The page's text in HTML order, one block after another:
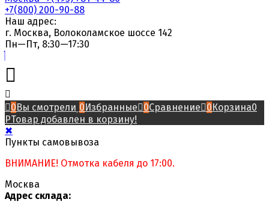
+7(800) 200-90-88
Наш адрес:
г. Москва, Волоколамское шоссе 142
Пн—Пт, 8:30—17:30
0Вы смотрели 0Избранные 0Сравнение 0Корзина0
РТовар добавлен в корзину!
✖
Пункты самовывоза
ВНИМАНИЕ! Отмотка кабеля до 17:00.
Москва
Адрес склада: